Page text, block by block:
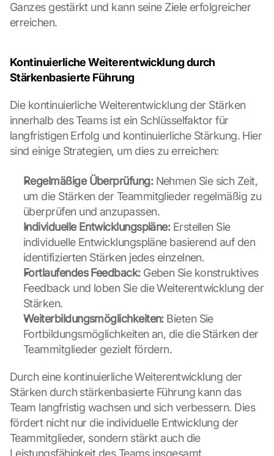
Ganzes gestärkt und kann seine Ziele erfolgreicher
erreichen.
Kontinuierliche Weiterentwicklung durch
Stärkenbasierte Führung
Die kontinuierliche Weiterentwicklung der Stärken
innerhalb des Teams ist ein Schlüsselfaktor für
langfristigen Erfolg und kontinuierliche Stärkung. Hier
sind einige Strategien, um dies zu erreichen:
Regelmäßige Überprüfung: Nehmen Sie sich Zeit,
um die Stärken der Teammitglieder regelmäßig zu
überprüfen und anzupassen.
Individuelle Entwicklungspläne: Erstellen Sie
individuelle Entwicklungspläne basierend auf den
identifizierten Stärken jedes einzelnen.
Fortlaufendes Feedback: Geben Sie konstruktives
Feedback und loben Sie die Weiterentwicklung der
Stärken.
Weiterbildungsmöglichkeiten: Bieten Sie
Fortbildungsmöglichkeiten an, die die Stärken der
Teammitglieder gezielt fördern.
Durch eine kontinuierliche Weiterentwicklung der
Stärken durch stärkenbasierte Führung kann das
Team langfristig wachsen und sich verbessern. Dies
fördert nicht nur die individuelle Entwicklung der
Teammitglieder, sondern stärkt auch die
Leistungsfähigkeit des Teams insgesamt.
y
o
g
r
e
t
h
l
o
a
d
i
n
g
o
f
h
e
G
o
g
l
M
a
p
s